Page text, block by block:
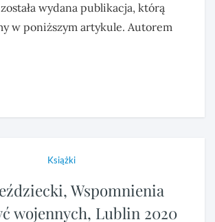
wydana publikacja, którą
w poniższym artykule. Autorem
Książki
Wspomnienia
wojennych, Lublin 2020